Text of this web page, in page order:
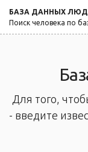
БАЗА ДАННЫХ
Поиск человека по
Для того,
- введите